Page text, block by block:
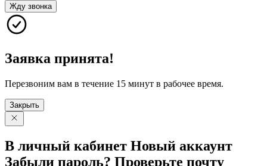
Жду звонка
Заявка принята!
Перезвоним вам в течение 15 минут в рабочее время.
Закрыть
В личный кабинет Новый аккаунт
Забыли пароль? Проверьте почту